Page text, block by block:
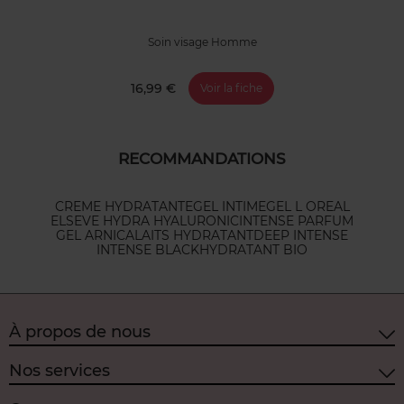
Soin visage Homme
16,99 € Voir la fiche
RECOMMANDATIONS
CREME HYDRATANTEGEL INTIMEGEL L OREAL
ELSEVE HYDRA HYALURONICINTENSE PARFUM
GEL ARNICALAITS HYDRATANTDEEP INTENSE
INTENSE BLACKHYDRATANT BIO
À propos de nous
Nos services